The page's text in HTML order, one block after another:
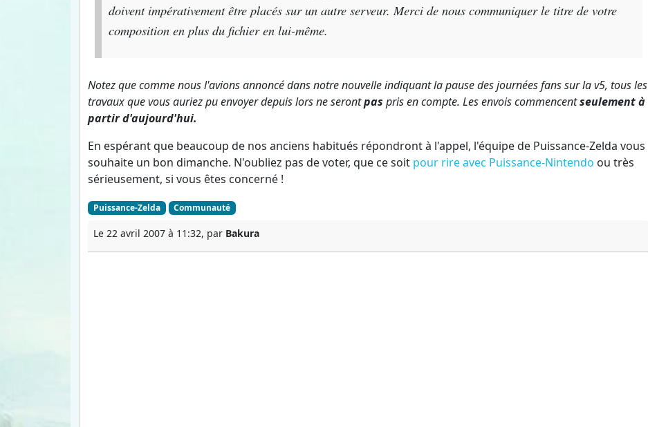
doivent impérativement être placés sur un autre serveur. Merci de nous communiquer le titre de votre
composition en plus du fichier en lui-même.
Notez que comme nous l'avions annoncé dans notre nouvelle indiquant la pause des journées fans sur la v5, tous les
travaux que vous auriez pu envoyer depuis lors ne serontpas pris en compte. Les envois commencentseulement à
partir d'aujourd'hui.
En espérant que beaucoup de nos anciens habitués répondront à l'appel, l'équipe de Puissance-Zelda vous
souhaite un bon dimanche. N'oubliez pas de voter, que ce soit pour rire avec Puissance-Nintendo ou très
sérieusement, si vous êtes concerné !
Puissance-Zelda Communauté
Le 22 avril 2007 à 11:32, par Bakura